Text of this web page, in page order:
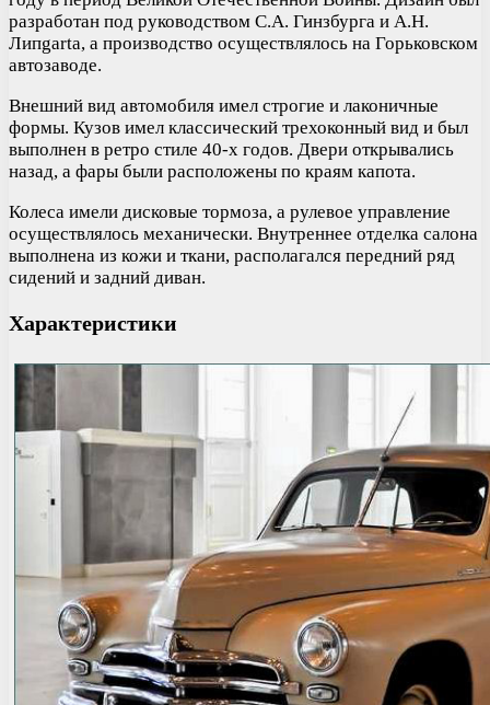
разработан под руководством С.А. Гинзбурга и А.Н.
Липgartа, а производство осуществлялось на Горьковском
автозаводе.
Внешний вид автомобиля имел строгие и лаконичные
формы. Кузов имел классический трехоконный вид и был
выполнен в ретро стиле 40-х годов. Двери открывались
назад, а фары были расположены по краям капота.
Колеса имели дисковые тормоза, а рулевое управление
осуществлялось механически. Внутреннее отделка салона
выполнена из кожи и ткани, располагался передний ряд
сидений и задний диван.
Характеристики